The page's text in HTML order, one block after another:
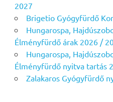
2027
Brigetio Gyógyfürdő
Hungarospa,
Élményfürdő árak 2026 /
Hungarospa,
Élményfürdő nyitva tartás
Zalakaros Gyógyfürdő